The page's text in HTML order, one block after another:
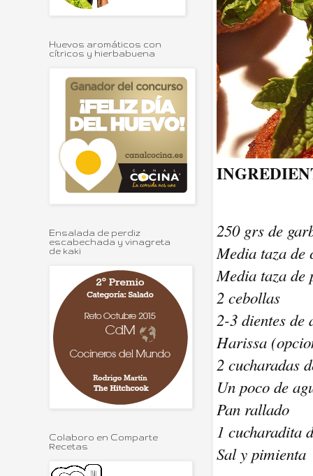
250 grs de
Media taza de
Media taza de
2 cebollas
2-3 dientes de
Harissa
2 cucharadas
Un poco de
Pan rallado
1 cucharadita
Sal y pimienta
Huevos aromáticos con
cítricos y hierbabuena
Ensalada de perdiz
escabechada y vinagreta
de kaki
Colaboro en Comparte
Recetas